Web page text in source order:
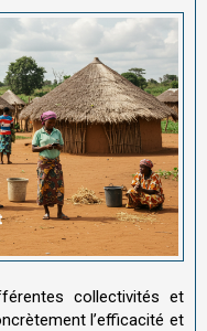
collectivités et
l’efficacité et